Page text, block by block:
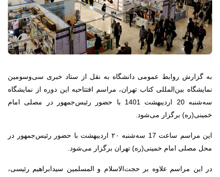
به گزارش روابط عمومی دانشگاه به نقل از ستاد خبری سی‌وسومین
نمایشگاه بین‌المللی کتاب تهران، مراسم افتتاحیه این دوره از نمایشگاه
سه‌شنبه 20 اردیبهشت 1401 با حضور رئیس‌جمهور در مصلی امام
خمینی(ره) برگزار می‌شود.
این مراسم ساعت 17 سه‌شنبه ۲۰ اردیبهشت با حضور رئیس‌جمهور در
محل مصلی امام خمینی(ره) تهران برگزار می‌شود.
در این مراسم علاوه بر حجت‌الاسلام و المسلمین سیدابراهیم رئیسی،